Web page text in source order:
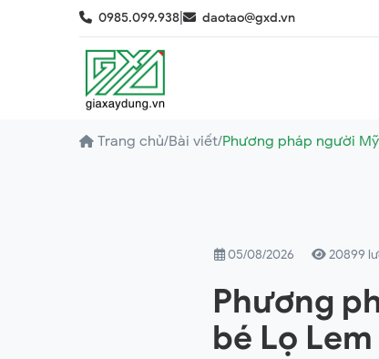
0985.099.938 daotao@gxd.vn
Trang chủ/Bài viết/Phương pháp người
05/08/2026 20899
Phương
bé Lọ